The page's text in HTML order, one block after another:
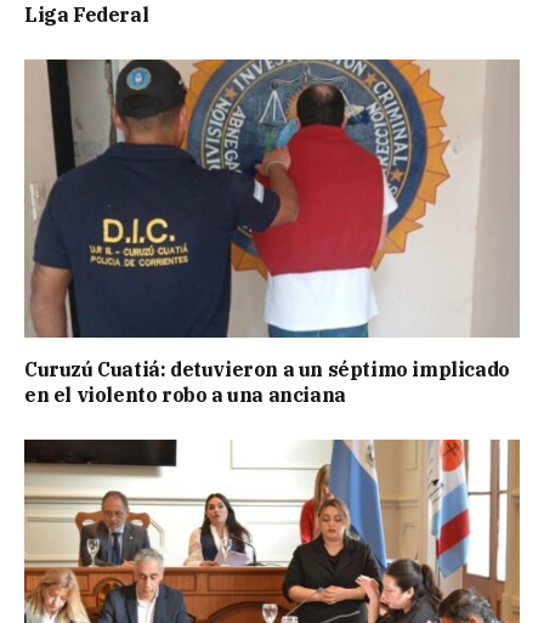
Liga Federal
Curuzú Cuatiá: detuvieron a un séptimo implicado
en el violento robo a una anciana